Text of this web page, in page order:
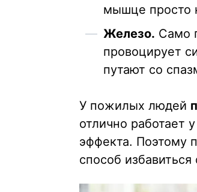
мышце просто
Железо. Само
провоцирует
путают со
У пожилых людей
отлично работает
эффекта. Поэтому
способ